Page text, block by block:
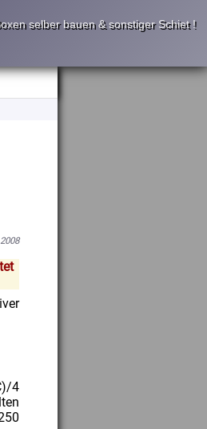
selber bauen & sonstiger Schiet !
4